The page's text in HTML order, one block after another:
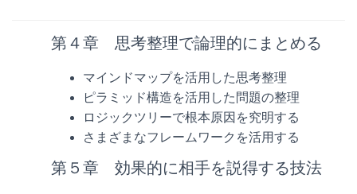
第４章 思考整理で論理的にまとめる
マインドマップを活用した思考整理
ピラミッド構造を活用した問題の整理
ロジックツリーで根本原因を究明する
さまざまなフレームワークを活用する
第５章 効果的に相手を説得する技法